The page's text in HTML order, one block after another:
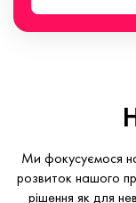
Ми фокусуємося
розвиток нашого
рішення як для